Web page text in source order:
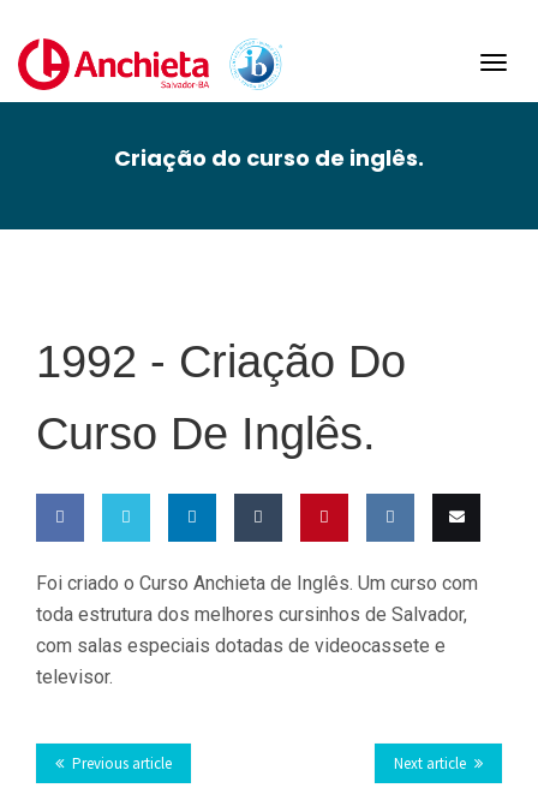
Criação do curso de inglês.
1992 - Criação Do
Curso De Inglês.
on
Facebook
on
Twitter
on
LinkedIn
on
Tumblr
on VK this
Foi criado o Curso Anchieta de Inglês. Um curso com
toda estrutura dos melhores cursinhos de Salvador,
com salas especiais dotadas de videocassete e
televisor.
Next article
Previous article